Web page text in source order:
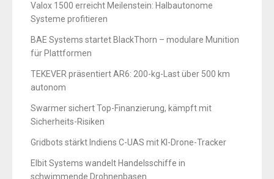
Valox 1500 erreicht Meilenstein: Halbautonome
Systeme profitieren
BAE Systems startet BlackThorn – modulare Munition
für Plattformen
TEKEVER präsentiert AR6: 200-kg-Last über 500 km
autonom
Swarmer sichert Top-Finanzierung, kämpft mit
Sicherheits-Risiken
Gridbots stärkt Indiens C-UAS mit KI-Drone-Tracker
Elbit Systems wandelt Handelsschiffe in
schwimmende Drohnenbasen